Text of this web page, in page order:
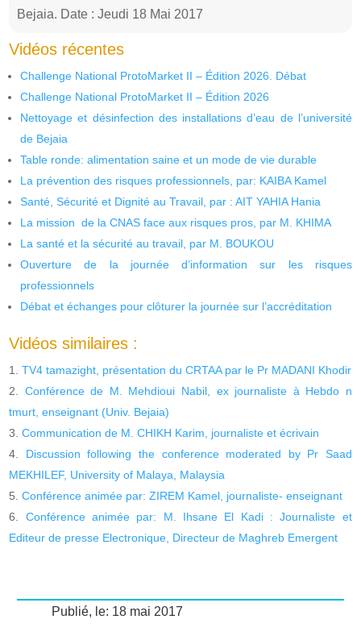
Bejaia. Date : Jeudi 18 Mai 2017
Vidéos récentes
Challenge National ProtoMarket II – Édition 2026. Débat
Challenge National ProtoMarket II – Édition 2026
Nettoyage et désinfection des installations d’eau de l’université
de Bejaia
Table ronde: alimentation saine et un mode de vie durable
La prévention des risques professionnels, par: KAIBA Kamel
Santé, Sécurité et Dignité au Travail, par : AIT YAHIA Hania
La mission de la CNAS face aux risques pros, par M. KHIMA
La santé et la sécurité au travail, par M. BOUKOU
Ouverture de la journée d’information sur les risques
professionnels
Débat et échanges pour clôturer la journée sur l’accréditation
Vidéos similaires :
TV4 tamazight, présentation du CRTAA par le Pr MADANI Khodir
Conférence de M. Mehdioui Nabil, ex journaliste à Hebdo n
tmurt, enseignant (Univ. Bejaia)
Communication de M. CHIKH Karim, journaliste et écrivain
Discussion following the conference moderated by Pr Saad
MEKHILEF, University of Malaya, Malaysia
Conférence animée par: ZIREM Kamel, journaliste- enseignant
Conférence animée par: M. Ihsane El Kadi : Journaliste et
Editeur de presse Electronique, Directeur de Maghreb Emergent
Publié, le: 18 mai 2017